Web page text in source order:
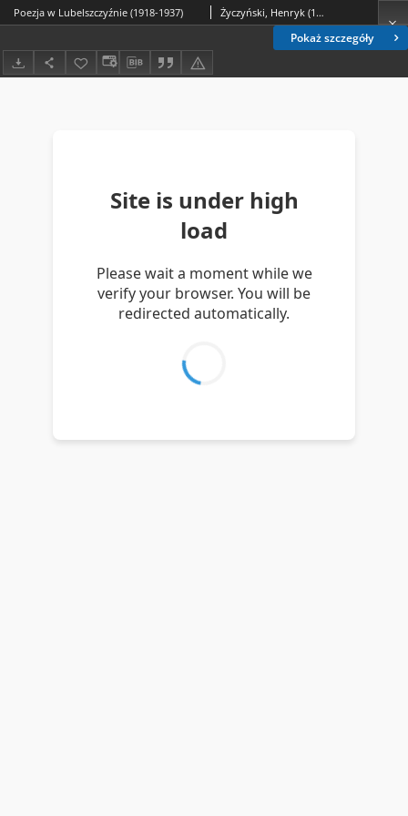
Pokaż szczegóły
Poezja w Lubelszczyźnie (1918-1937) Życzyński, Henryk (1890-1940)